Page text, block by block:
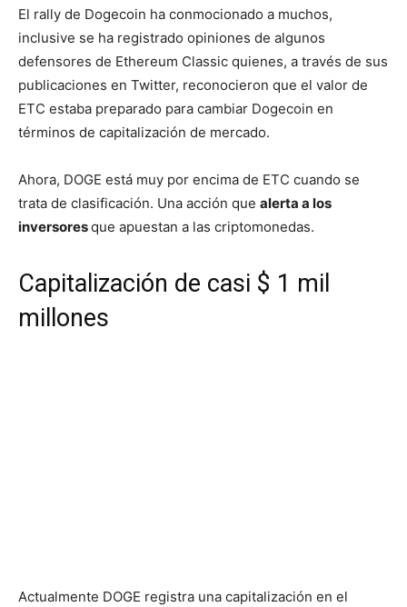
El rally de Dogecoin ha conmocionado a muchos,
inclusive se ha registrado opiniones de algunos
defensores de Ethereum Classic quienes, a través de sus
publicaciones en Twitter, reconocieron que el valor de
ETC estaba preparado para cambiar Dogecoin en
términos de capitalización de mercado.
Ahora, DOGE está muy por encima de ETC cuando se
trata de clasificación. Una acción que alerta a los
inversoresque apuestan a las criptomonedas.
Capitalización de casi $ 1 mil
millones
Actualmente DOGE registra una capitalización en el